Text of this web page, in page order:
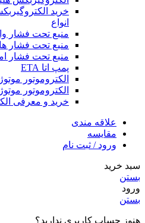
خرید
انواع
منبع تحت فشار
منبع تحت فشار
منبع تحت فشار
پمپ اتا ETA
الکتروموتور
الکتروموتور
خرید و معرفی
علاقه مندی
مقایسه
ورود / ثبت نام
سبد خرید
بستن
ورود
بستن
هنوز حساب کاربری ندارید؟